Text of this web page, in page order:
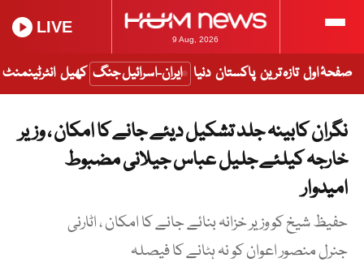
9 Aug, 2026
LIVE
صفحۂ اول تازہ ترین پاکستان دنیا ایران-اسرائیل جنگ کھیل انٹرٹینمنٹ
نگران کابینہ جلد تشکیل دیئے جانے کا امکان ، وزیر
خارجہ کیلئے جلیل عباس جیلانی مضبوط
امیدوار
حفیظ شیخ کو وزیر خزانہ بنائے جانے کا امکان ، اٹارنی
جنرل منصور اعوان کو نہ ہٹانے کا فیصلہ